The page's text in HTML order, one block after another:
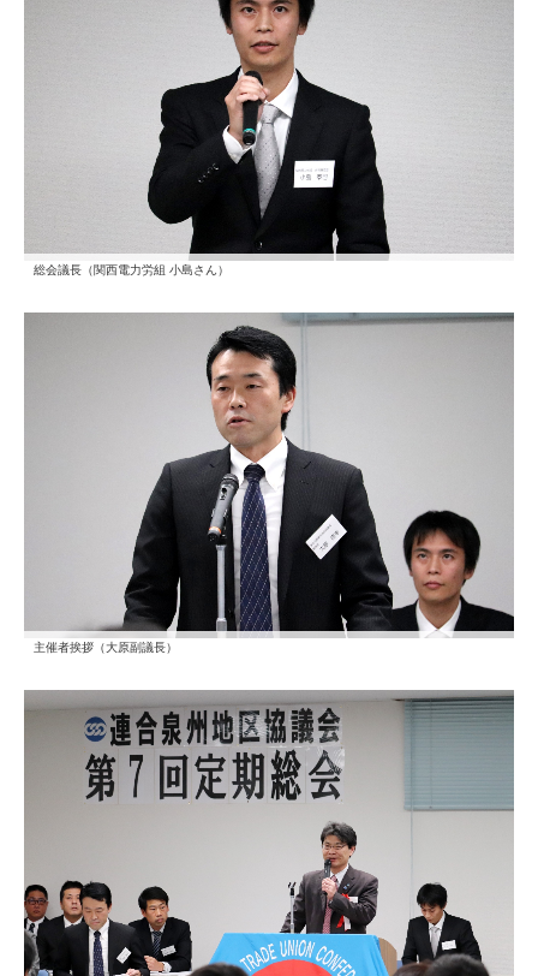
総会議長（関西電力労組 小島さん）
主催者挨拶（大原副議長）